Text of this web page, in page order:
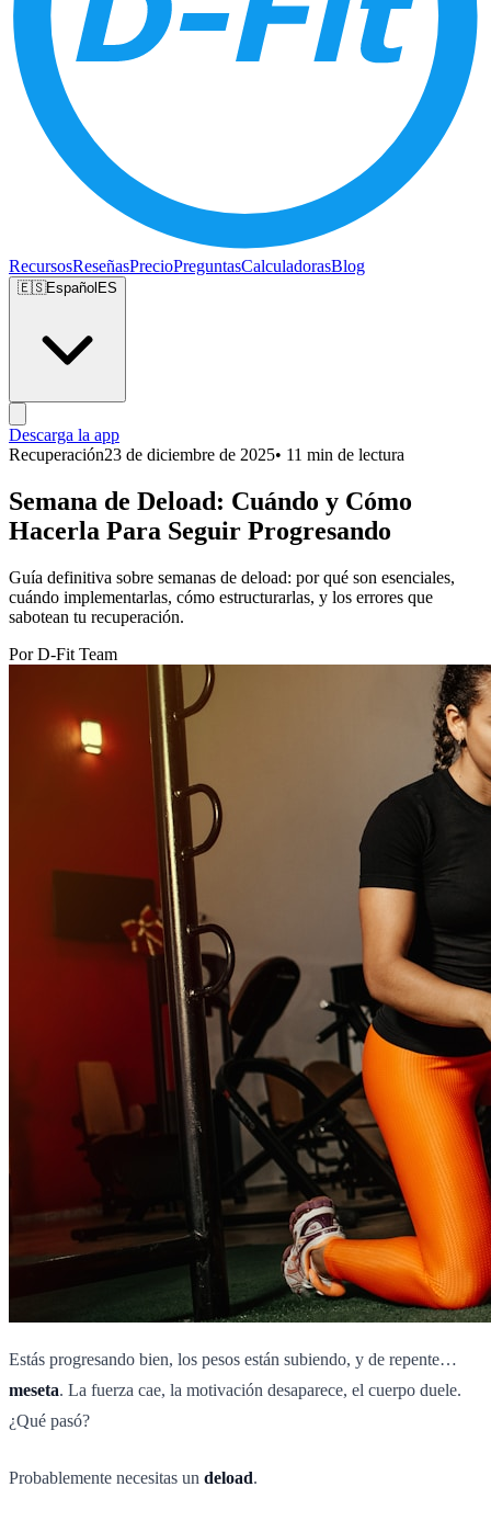
RecursosReseñasPrecioPreguntasCalculadorasBlog
🇪🇸EspañolES
Descarga la app
Recuperación23 de diciembre de 2025• 11 min de lectura
Semana de Deload: Cuándo y Cómo
Hacerla Para Seguir Progresando
Guía definitiva sobre semanas de deload: por qué son esenciales,
cuándo implementarlas, cómo estructurarlas, y los errores que
sabotean tu recuperación.
Por D-Fit Team
Estás progresando bien, los pesos están subiendo, y de repente…
meseta. La fuerza cae, la motivación desaparece, el cuerpo duele.
¿Qué pasó?
Probablemente necesitas un deload.